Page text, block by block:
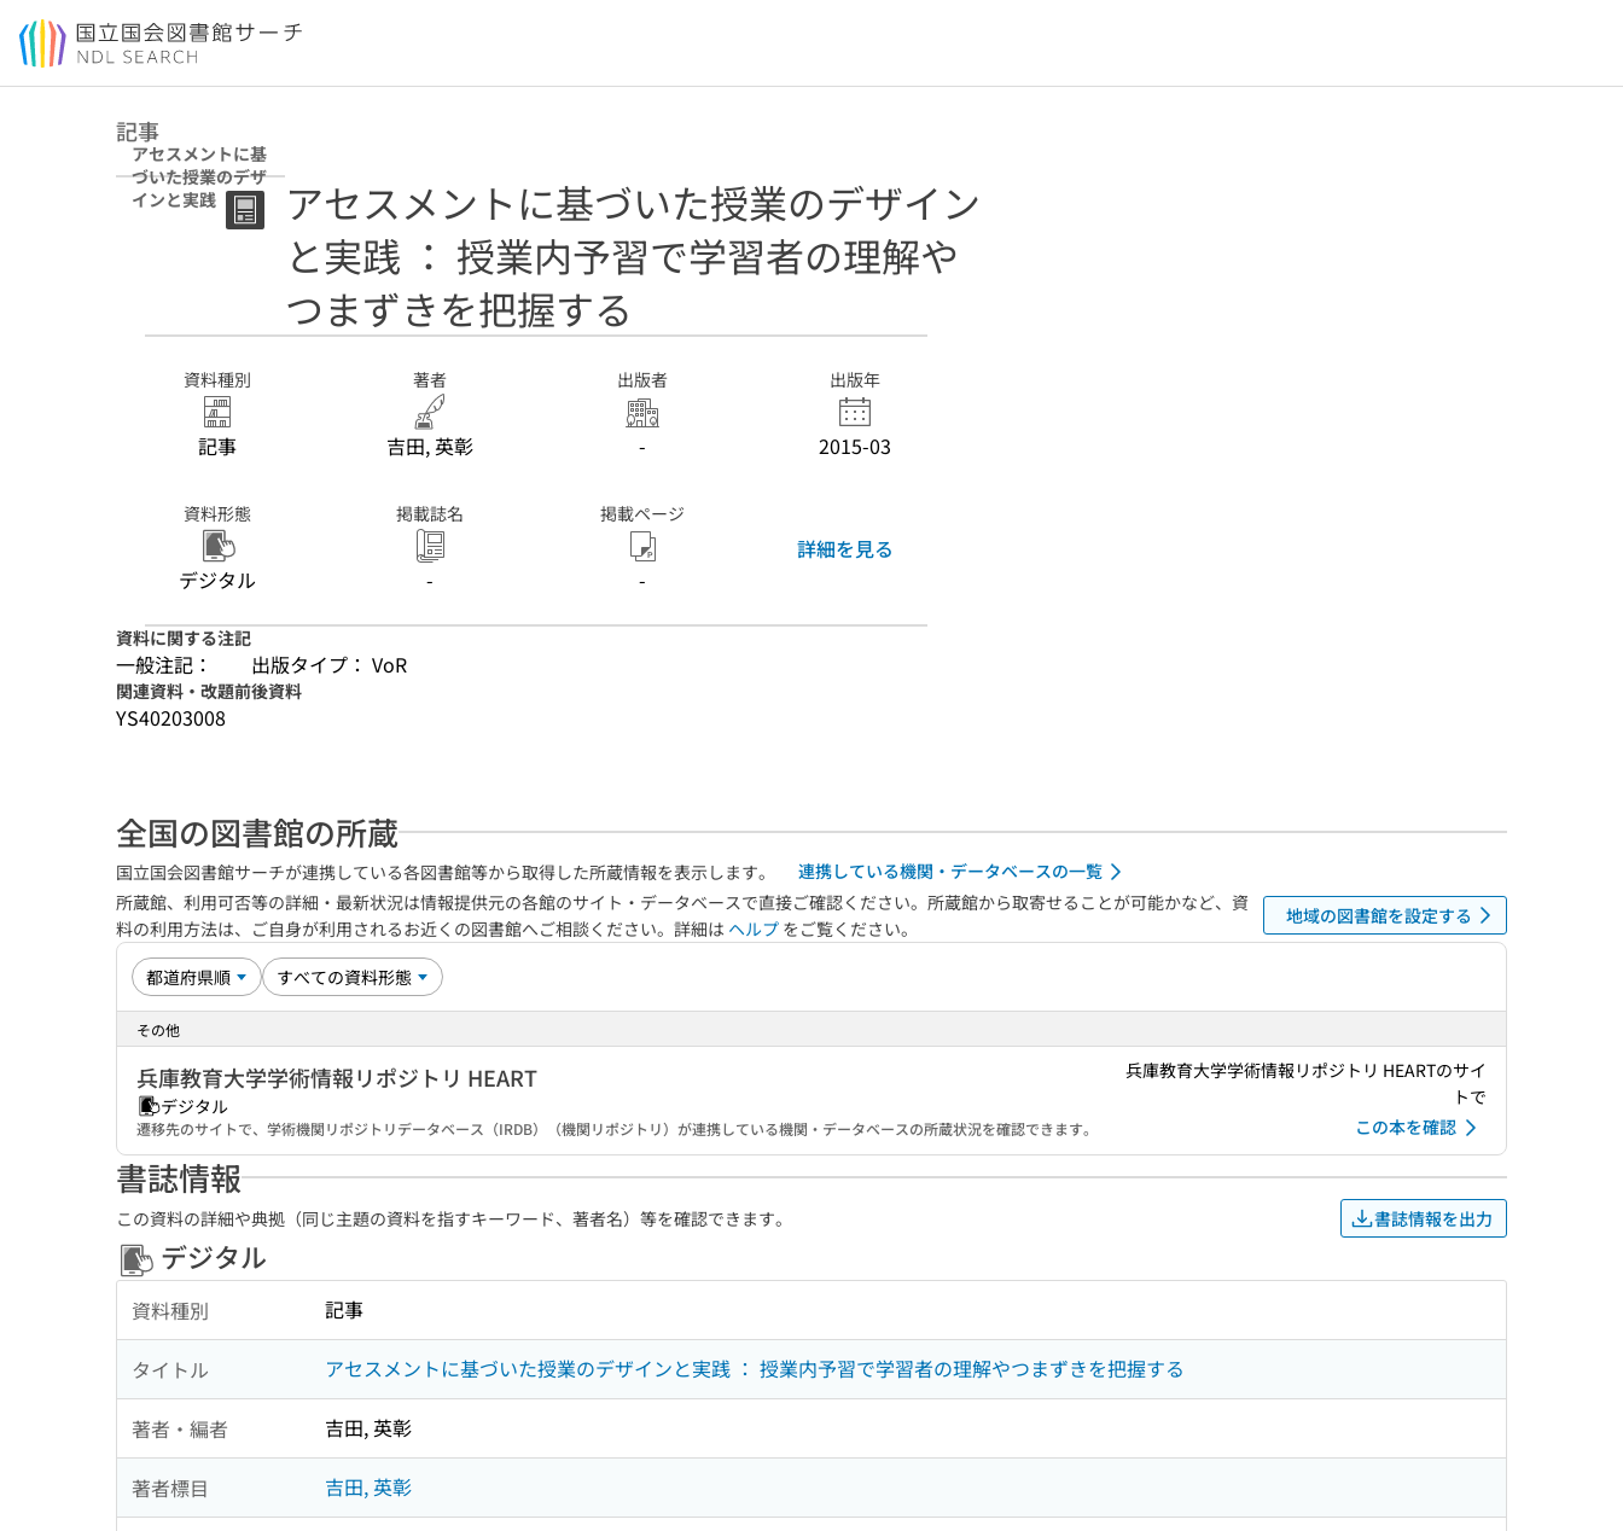
本文へ移動
記事
アセスメントに基
づいた授業のデザ
インと実践 ： 授
業内予習で学習者
アセスメントに基づいた授業のデザイン
と実践 ： 授業内予習で学習者の理解や
つまずきを把握する
資料種別
記事
著者
吉田, 英彰
出版者
-
出版年
2015-03
資料形態
デジタル
掲載誌名
-
掲載ページ
-
詳細を見る
資料に関する注記
一般注記： 出版タイプ： VoR
関連資料・改題前後資料
YS40203008
全国の図書館の所蔵
国立国会図書館サーチが連携している各図書館等から取得した所蔵情報を表示します。
連携している機関・データベースの一覧
所蔵館、利用可否等の詳細・最新状況は情報提供元の各館のサイト・データベースで直接ご確認ください。所蔵館から取寄せることが可能かなど、資
料の利用方法は、ご自身が利用されるお近くの図書館へご相談ください。詳細は ヘルプ をご覧ください。
地域の図書館を設定する
その他
兵庫教育大学学術情報リポジトリ HEART
デジタル
遷移先のサイトで、学術機関リポジトリデータベース（IRDB）（機関リポジトリ）が連携している機関・データベースの所蔵状況を確認できます。
兵庫教育大学学術情報リポジトリ HEARTのサイ
トで
この本を確認
書誌情報
この資料の詳細や典拠（同じ主題の資料を指すキーワード、著者名）等を確認できます。 書誌情報を出力
デジタル
資料種別 記事
タイトル アセスメントに基づいた授業のデザインと実践 ： 授業内予習で学習者の理解やつまずきを把握する
著者・編者 吉田, 英彰
著者標目 吉田, 英彰